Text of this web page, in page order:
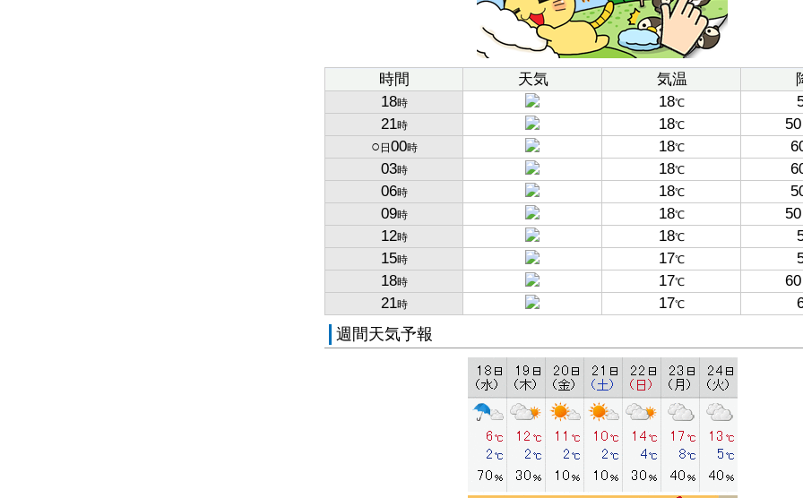
時間 天気 気温
18時 18℃
21時 18℃ 50
○ 日 00時 18℃
03時 18℃
06時 18℃
09時 18℃ 50
12時 18℃
15時 17℃
18時 17℃ 60
21時 17℃
週間天気予報